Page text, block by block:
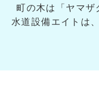
町の木は「ヤマザ
水道設備エイトは